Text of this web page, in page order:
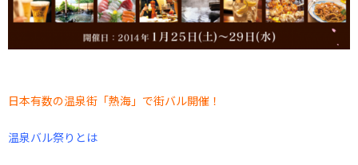
日本有数の温泉街「熱海」で街バル開催！
温泉バル祭りとは